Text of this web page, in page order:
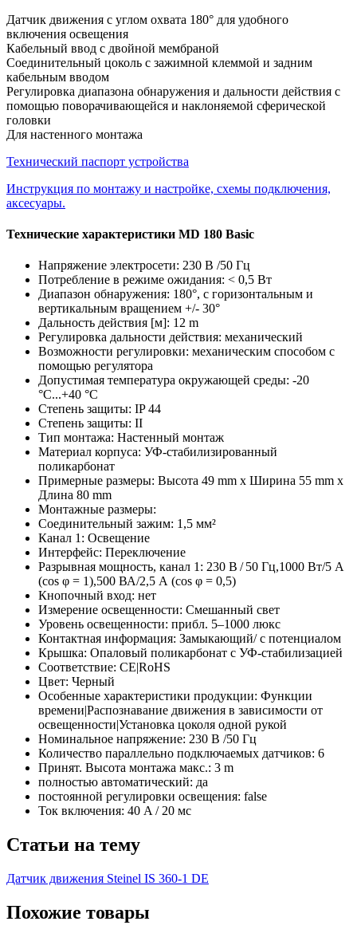
Датчик движения с углом охвата 180° для удобного
включения освещения
Кабельный ввод с двойной мембраной
Соединительный цоколь с зажимной клеммой и задним
кабельным вводом
Регулировка диапазона обнаружения и дальности действия с
помощью поворачивающейся и наклоняемой сферической
головки
Для настенного монтажа
Технический паспорт устройства
Инструкция по монтажу и настройке, схемы подключения,
аксесуары.
Технические характеристики MD 180 Basic
Напряжение электросети: 230 В /50 Гц
Потребление в режиме ожидания: < 0,5 Вт
Диапазон обнаружения: 180°, с горизонтальным и
вертикальным вращением +/- 30°
Дальность действия [м]: 12 m
Регулировка дальности действия: механический
Возможности регулировки: механическим способом с
помощью регулятора
Допустимая температура окружающей среды: -20
°C...+40 °C
Степень защиты: IP 44
Степень защиты: II
Тип монтажа: Настенный монтаж
Материал корпуса: УФ-стабилизированный
поликарбонат
Примерные размеры: Высота 49 mm x Ширина 55 mm x
Длина 80 mm
Монтажные размеры:
Соединительный зажим: 1,5 мм²
Канал 1: Освещение
Интерфейс: Переключение
Разрывная мощность, канал 1: 230 В / 50 Гц,1000 Вт/5 А
(cos φ = 1),500 ВА/2,5 А (cos φ = 0,5)
Кнопочный вход: нет
Измерение освещенности: Смешанный свет
Уровень освещенности: прибл. 5–1000 люкс
Контактная информация: Замыкающий/ с потенциалом
Крышка: Опаловый поликарбонат с УФ-стабилизацией
Соответствие: CE|RoHS
Цвет: Черный
Особенные характеристики продукции: Функции
времени|Распознавание движения в зависимости от
освещенности|Установка цоколя одной рукой
Номинальное напряжение: 230 В /50 Гц
Количество параллельно подключаемых датчиков: 6
Принят. Высота монтажа макс.: 3 m
полностью автоматический: да
постоянной регулировки освещения: false
Ток включения: 40 A / 20 мс
Статьи на тему
Датчик движения Steinel IS 360-1 DE
Похожие товары